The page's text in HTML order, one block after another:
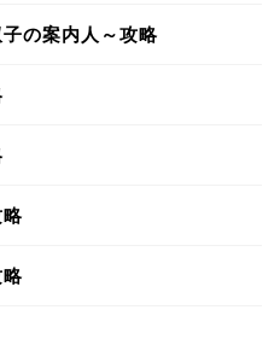
の案内人～攻略